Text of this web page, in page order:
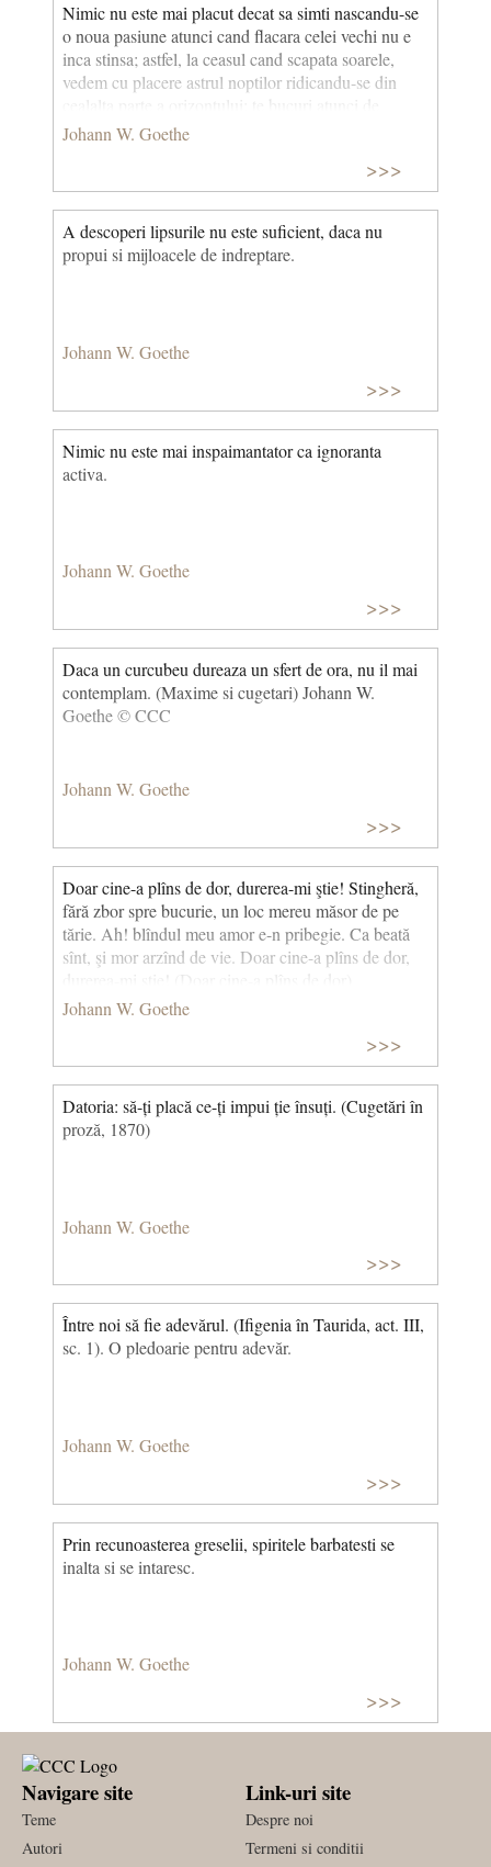
Nimic nu este mai placut decat sa simti nascandu-se
o noua pasiune atunci cand flacara celei vechi nu e
inca stinsa; astfel, la ceasul cand scapata soarele,
vedem cu placere astrul noptilor ridicandu-se din
cealalta parte a orizontului; te bucuri atunci de
indoita stralucire a doua faclii ceresti.
Johann W. Goethe
>>>
A descoperi lipsurile nu este suficient, daca nu
propui si mijloacele de indreptare.
Johann W. Goethe
>>>
Nimic nu este mai inspaimantator ca ignoranta
activa.
Johann W. Goethe
>>>
Daca un curcubeu dureaza un sfert de ora, nu il mai
contemplam. (Maxime si cugetari) Johann W.
Goethe © CCC
Johann W. Goethe
>>>
Doar cine-a plîns de dor, durerea-mi ştie! Stingheră,
fără zbor spre bucurie, un loc mereu măsor de pe
tărie. Ah! blîndul meu amor e-n pribegie. Ca beată
sînt, şi mor arzînd de vie. Doar cine-a plîns de dor,
durerea-mi ştie! (Doar cine-a plîns de dor)
(Traducere Teodor Boşca)
Johann W. Goethe
>>>
Datoria: să-ți placă ce-ți impui ție însuți. (Cugetări în
proză, 1870)
Johann W. Goethe
>>>
Între noi să fie adevărul. (Ifigenia în Taurida, act. III,
sc. 1). O pledoarie pentru adevăr.
Johann W. Goethe
>>>
Prin recunoasterea greselii, spiritele barbatesti se
inalta si se intaresc.
Johann W. Goethe
>>>
Navigare site
Teme
Autori
Link-uri site
Despre noi
Termeni si conditii